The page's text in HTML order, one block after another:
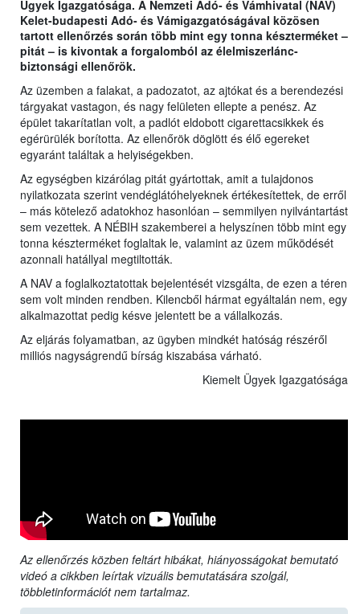
Ügyek Igazgatósága. A Nemzeti Adó- és Vámhivatal (NAV)
Kelet-budapesti Adó- és Vámigazgatóságával közösen
tartott ellenőrzés során több mint egy tonna készterméket –
pitát – is kivontak a forgalomból az élelmiszerlánc-
biztonsági ellenőrök.
Az üzemben a falakat, a padozatot, az ajtókat és a berendezési
tárgyakat vastagon, és nagy felületen ellepte a penész. Az
épület takarítatlan volt, a padlót eldobott cigarettacsikkek és
egérürülék borította. Az ellenőrök döglött és élő egereket
egyaránt találtak a helyiségekben.
Az egységben kizárólag pitát gyártottak, amit a tulajdonos
nyilatkozata szerint vendéglátóhelyeknek értékesítettek, de erről
– más kötelező adatokhoz hasonlóan – semmilyen nyilvántartást
sem vezettek. A NÉBIH szakemberei a helyszínen több mint egy
tonna készterméket foglaltak le, valamint az üzem működését
azonnali hatállyal megtiltották.
A NAV a foglalkoztatottak bejelentését vizsgálta, de ezen a téren
sem volt minden rendben. Kilencből hármat egyáltalán nem, egy
alkalmazottat pedig késve jelentett be a vállalkozás.
Az eljárás folyamatban, az ügyben mindkét hatóság részéről
milliós nagyságrendű bírság kiszabása várható.
Kiemelt Ügyek Igazgatósága
Az ellenőrzés közben feltárt hibákat, hiányosságokat bemutató
videó a cikkben leírtak vizuális bemutatására szolgál,
többletinformációt nem tartalmaz.